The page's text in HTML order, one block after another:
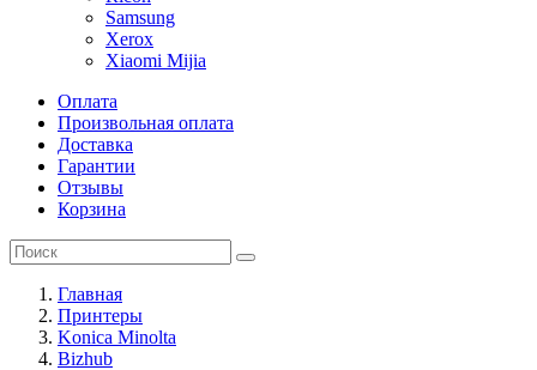
Samsung
Xerox
Xiaomi Mijia
Оплата
Произвольная оплата
Доставка
Гарантии
Отзывы
Корзина
Главная
Принтеры
Konica Minolta
Bizhub